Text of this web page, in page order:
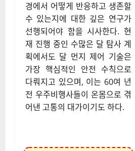
경에서 어떻게 반응하고 생존할
수 있는지에 대한 깊은 연구가
선행되어야 함을 시사한다. 현
재 진행 중인 수많은 달 탐사 계
획에서도 달 먼지 제어 기술은
가장 핵심적인 안전 수칙으로
다뤄지고 있으며, 이는 60여 년
전 우주비행사들이 온몸으로 겪
어낸 고통의 대가이기도 하다.